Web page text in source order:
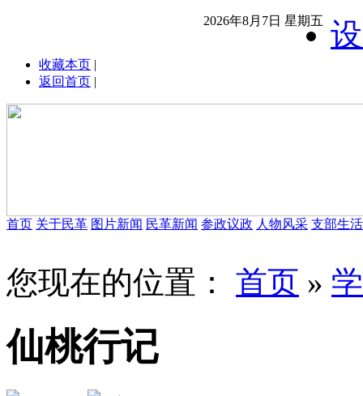
2026年8月7日 星期五
收藏本页 |
返回首页 |
首页 关于民革 图片新闻 民革新闻 参政议政 人物风采 支部生活
您现在的位置： 首页 »
仙桃行记